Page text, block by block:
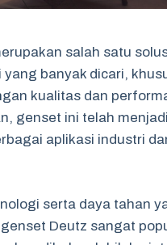
salah satu
banyak dicari,
kualitas dan
genset ini telah
aplikasi industri
serta daya tahan
Deutz sangat